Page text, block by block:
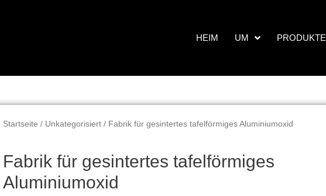
HEIM UM PRODUKTE
Startseite / Unkategorisiert / Fabrik für gesintertes tafelförmiges Aluminiumoxid
Fabrik für gesintertes tafelförmiges
Aluminiumoxid